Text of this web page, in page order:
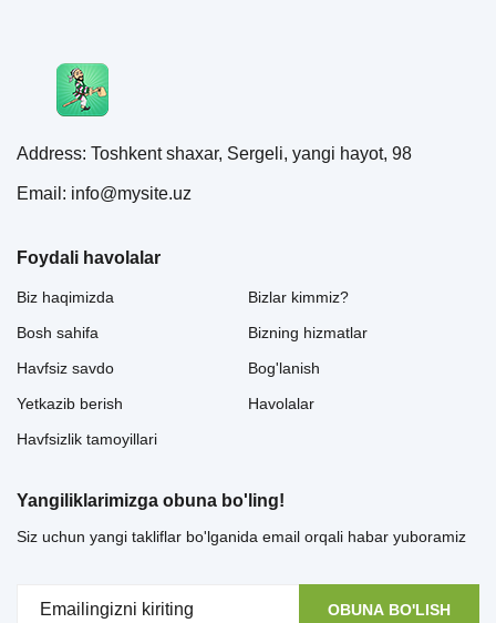
Address: Toshkent shaxar, Sergeli, yangi hayot, 98
Email: info@mysite.uz
Foydali havolalar
Biz haqimizda
Bosh sahifa
Havfsiz savdo
Yetkazib berish
Havfsizlik tamoyillari
Bizlar kimmiz?
Bizning hizmatlar
Bog'lanish
Havolalar
Yangiliklarimizga obuna bo'ling!
Siz uchun yangi takliflar bo'lganida email orqali habar yuboramiz
OBUNA BO'LISH